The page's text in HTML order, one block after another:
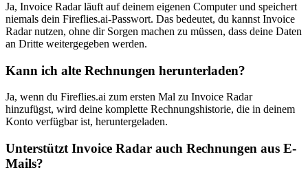
Ja, Invoice Radar läuft auf deinem eigenen Computer und speichert
niemals dein Fireflies.ai-Passwort. Das bedeutet, du kannst Invoice
Radar nutzen, ohne dir Sorgen machen zu müssen, dass deine Daten
an Dritte weitergegeben werden.
Kann ich alte Rechnungen herunterladen?
Ja, wenn du Fireflies.ai zum ersten Mal zu Invoice Radar
hinzufügst, wird deine komplette Rechnungshistorie, die in deinem
Konto verfügbar ist, heruntergeladen.
Unterstützt Invoice Radar auch Rechnungen aus E-
Mails?